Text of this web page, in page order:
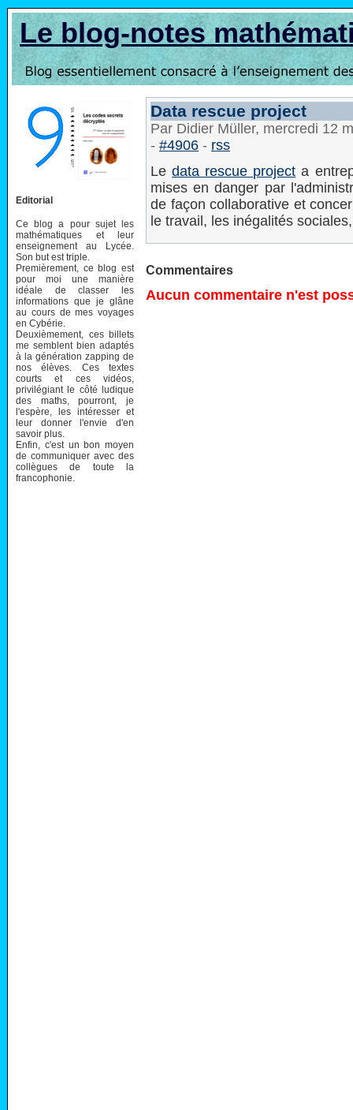
Le blog-notes
Editorial
Ce blog a pour sujet les
mathématiques et leur
enseignement au Lycée.
Son but est triple.
Premièrement, ce blog est
pour moi une manière
idéale de classer les
informations que je glâne
au cours de mes voyages
en Cybérie.
Deuxièmement, ces billets
me semblent bien adaptés
à la génération zapping de
nos élèves. Ces textes
courts et ces vidéos,
privilégiant le côté ludique
des maths, pourront, je
l'espère, les intéresser et
leur donner l'envie d'en
savoir plus.
Enfin, c'est un bon moyen
de communiquer avec des
collègues de toute la
francophonie.
Data rescue project
Par Didier Müller, mercredi 12
- #4906 - rss
Ledata rescue project a
mises en danger par
de façon collaborative et
le travail, les inégalités
Commentaires
Aucun commentaire n'est